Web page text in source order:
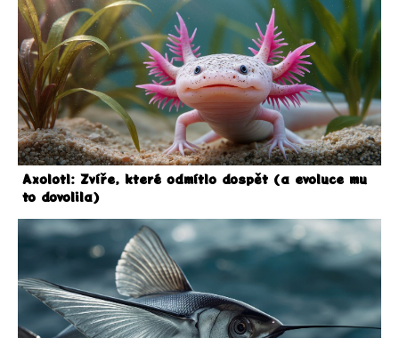
Axolotl: Zvíře, které odmítlo dospět (a evoluce mu
to dovolila)